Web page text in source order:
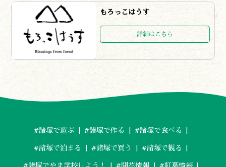
もろっこはうす
詳細はこちら
#諸塚で遊ぶ #諸塚で作る #諸塚で食べる
#諸塚で泊まる #諸塚で買う #諸塚で観る
#諸塚でやま学校しよう！ #開花情報 #紅葉情報